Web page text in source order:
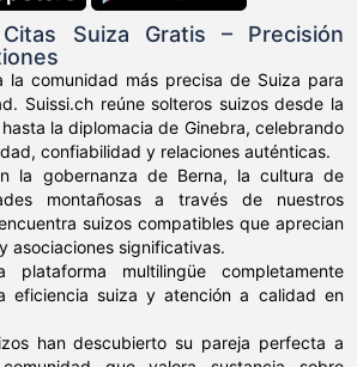
Suiza Gratis – Precisión
la comunidad más precisa de Suiza para
Suissi.ch reúne solteros suizos desde la
la diplomacia de Ginebra, celebrando
confiabilidad y relaciones auténticas.
la gobernanza de Berna, la cultura de
montañosas a través de nuestros
suizos compatibles que aprecian
asociaciones significativas.
plataforma multilingüe completamente
eficiencia suiza y atención a calidad en
han descubierto su pareja perfecta a